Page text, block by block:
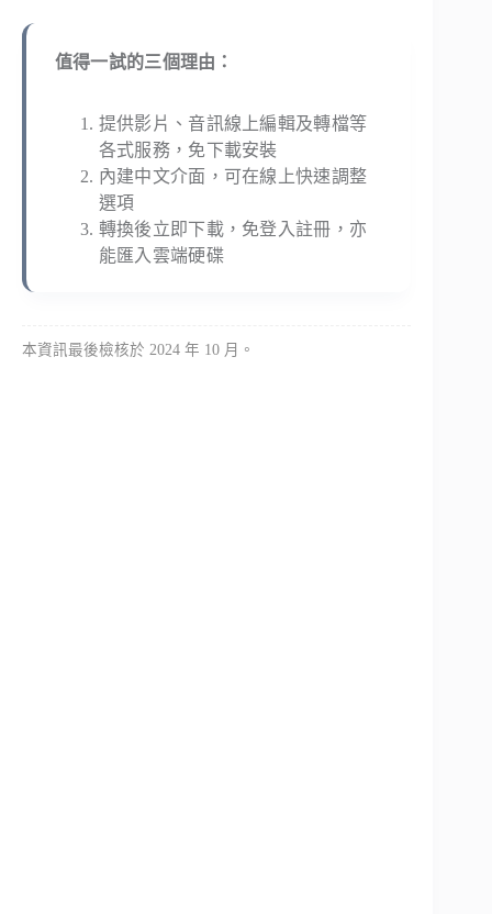
值得一試的三個理由：
提供影片、音訊線上編輯及轉檔等
各式服務，免下載安裝
內建中文介面，可在線上快速調整
選項
轉換後立即下載，免登入註冊，亦
能匯入雲端硬碟
本資訊最後檢核於 2024 年 10 月。